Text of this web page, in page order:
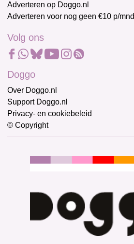
Adverteren op Doggo.nl
Adverteren voor nog geen €10 p/mnd
Volg ons
Doggo
Over Doggo.nl
Support Doggo.nl
Privacy- en cookiebeleid
© Copyright